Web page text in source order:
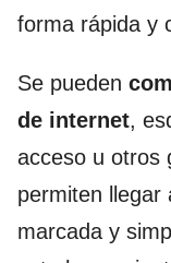
forma rápida y
Se pueden
de internet,
acceso u otros
permiten llegar
marcada y